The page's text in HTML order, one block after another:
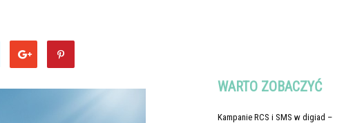
WARTO ZOBACZYĆ
Kampanie RCS i SMS w digiad –